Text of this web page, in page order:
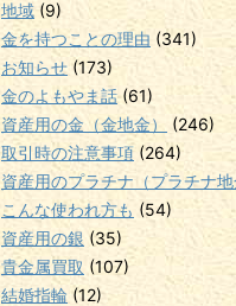
地域 (9)
金を持つことの理由 (341)
お知らせ (173)
金のよもやま話(61)
資産用の金（金地金）
(246)
取引時の注意事項 (264)
資産用のプラチナ（プラチナ地
こんな使われ方も (54)
資産用の銀 (35)
貴金属買取 (107)
結婚指輪 (12)